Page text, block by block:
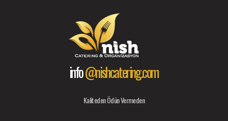
info@nishcatering.com
Kaliteden Ödün Vermeden